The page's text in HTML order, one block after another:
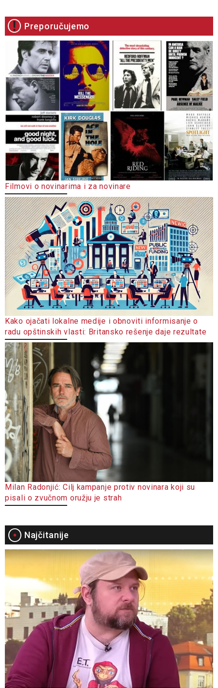
Preporučujemo
Filmovi o novinarima i za novinare
Kako ojačati lokalne medije i obnoviti informisanje o
radu opštinskih vlasti: Britansko rešenje daje rezultate
Milan Radonjić: Cilj kampanje protiv novinara koji su
pisali o zvučnom oružju je strah
Najčitanije